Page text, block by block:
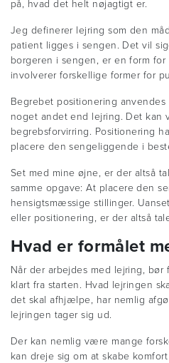
på, hvad det helt nøjagtigt er.
Jeg definerer lejring som den
patient ligges i sengen. Det vil
borgeren i sengen, er en form
involverer forskellige former for
Begrebet positionering
noget andet end lejring. Det kan
begrebsforvirring. Positionering
placere den sengeliggende i
Set med mine øjne, er der altså
samme opgave: At placere den
hensigtsmæssige stillinger.
eller positionering, er der altså
Hvad er formålet
Når der arbejdes med lejring,
klart fra starten. Hvad lejringen
det skal afhjælpe, har nemlig
lejringen tager sig ud.
Der kan nemlig være mange
kan dreje sig om at skabe